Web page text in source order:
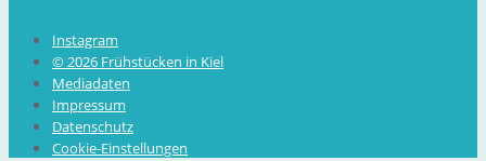
Instagram
© 2026 Frühstücken in Kiel
Mediadaten
Impressum
Datenschutz
Cookie-Einstellungen